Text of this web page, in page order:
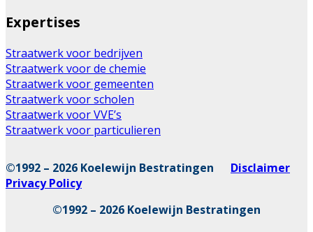
Expertises
Straatwerk voor bedrijven
Straatwerk voor de chemie
Straatwerk voor gemeenten
Straatwerk voor scholen
Straatwerk voor VVE’s
Straatwerk voor particulieren
©1992 – 2026 Koelewijn Bestratingen Disclaimer
Privacy Policy
©1992 – 2026 Koelewijn Bestratingen